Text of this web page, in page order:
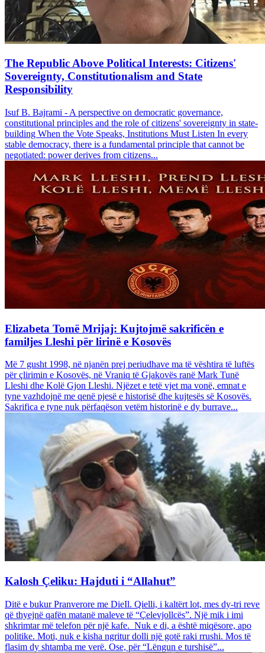
The Republic Above Political Interests: Citizens'
Sovereignty, Constitutionalism and State
Responsibility
Isuf B. Bajrami - A perspective on democratic governance,
constitutional principles and the role of citizens' sovereignty in state-
building When the Vote Speaks, Institutions Must Listen In every
stable democracy, there is a fundamental principle that cannot be
negotiated: power derives from citizens...
Elizabeta Tomë Mrijaj: Kujtojmë sakrificën e
familjes Lleshi për lirinë e Kosovës
Më 7 gusht 1998, në njanën prej periudhave ma të vështira të luftës
për çlirimin e Kosovës, në Vraniq të Gjakovës ranë Mark Tunë
Lleshi dhe Kolë Gjon Lleshi. Njëzet e tetë vjet ma vonë, emnat e
tyne vazhdojnë me qenë pjesë e historisë dhe kujtesës së Kosovës.
Sakrifica e tyne nuk përfaqëson vetëm historinë e dy burrave...
Kalosh Çeliku: Hajduti i “Allahut”
Ditë e bukur Pranverore me DieIl. Qielli, i kaltërt lot, mes dy-tri reve
që thyejnë qafën matanë maleve të “Çelevjollcës”. Një mik i imi
shkrimtar më telefon për një kafe. Nuk e di, a është miqësore, apo
politike. Moti, nuk e kisha ngritur dolli një gotë raki rrushi. Mos të
flasim dy shtamba me verë. Ose, për “Lëngun e turshisë”...